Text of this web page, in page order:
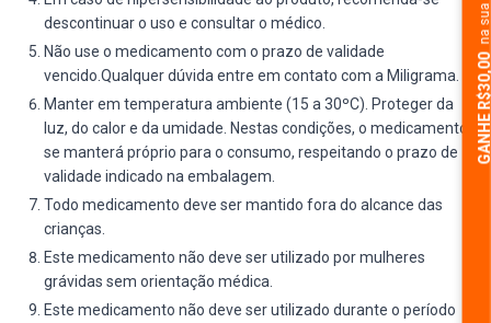
descontinuar o uso e consultar o médico.
Não use o medicamento com o prazo de validade
vencido.Qualquer dúvida entre em contato com a Miligrama.
Manter em temperatura ambiente (15 a 30ºC). Proteger da
luz, do calor e da umidade. Nestas condições, o medicamento
se manterá próprio para o consumo, respeitando o prazo de
validade indicado na embalagem.
Todo medicamento deve ser mantido fora do alcance das
crianças.
Este medicamento não deve ser utilizado por mulheres
grávidas sem orientação médica.
Este medicamento não deve ser utilizado durante o período